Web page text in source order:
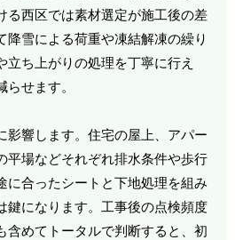
る西区では素材選定が施工後の差
降雪による荷重や凍結解凍の繰り
ち上がりの処理を丁寧に行え
せます。
影響します。住宅の屋上、アパー
平場などそれぞれ排水条件や歩行
に合ったシートと下地処理を組み
鍵になります。工事後の点検頻度
含めてトータルで判断すると、初